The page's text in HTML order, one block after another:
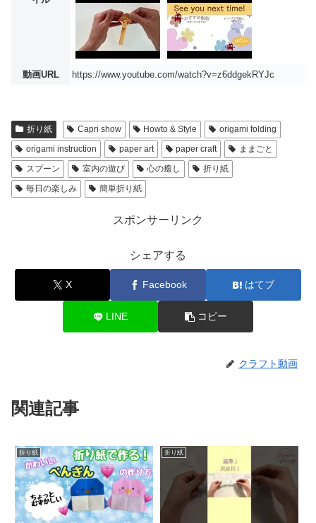
動画URL https://www.youtube.com/watch?v=z6ddgekRYJc
折り紙 Capri show Howto & Style
origami folding
origami instruction
paper art paper craft
ままごと
スプーン
室内の遊び 心の癒し
折り紙
毎日の楽しみ
簡単折り紙
スポンサーリンク
シェアする
X Facebook はてブ
LINE コピー
クラフト動画
関連記事
折り紙 折り紙